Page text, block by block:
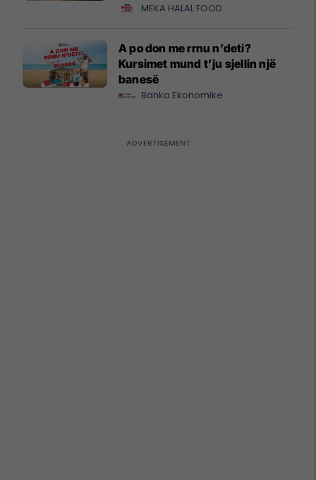
MEKA HALAL FOOD
A po don me rrnu n’deti?
Kursimet mund t’ju sjellin një
banesë
Banka Ekonomike